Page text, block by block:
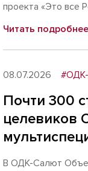
проекта «Это все
Читать подробнее
08.07.2026
Почти 300
целевиков
В ОДК-Салют